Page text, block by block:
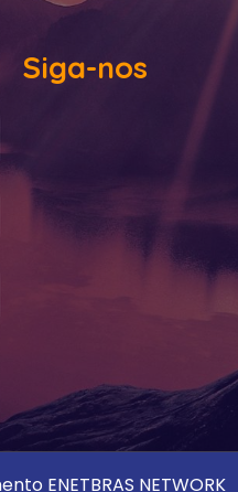
Siga-nos
ENETBRAS NETWORK